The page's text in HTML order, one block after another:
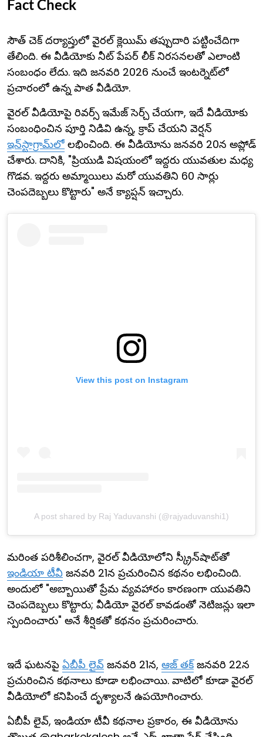
Fact Check
సౌత్ చెక్ దర్యాప్తులో వైరల్ క్లెయిమ్ తప్పుదారి పట్టించేదిగా
తేలింది. ఈ వీడియోకు నీట్ పేపర్ లీక్ నిరసనలతో ఎలాంటి
సంబంధం లేదు. ఇది జనవరి 2026 నుంచే ఇంటర్నెట్‌లో
ప్రచారంలో ఉన్న పాత వీడియో.
వైరల్ వీడియోపై రివర్స్ ఇమేజ్ సెర్చ్ చేయగా, ఇదే వీడియోకు
సంబంధించిన పూర్తి నిడివి ఉన్న, క్రాప్ చేయని వెర్షన్
ఇన్‌స్టాగ్రామ్‌లోలభించింది. ఈ వీడియోను జనవరి 20న అప్లోడ్
చేశారు. దానికి, "ప్రియుడి విషయంలో ఇద్దరు యువతుల మధ్య
గొడవ. ఇద్దరు అమ్మాయిలు మరో యువతిని 60 సార్లు
చెంపదెబ్బలు కొట్టారు" అనే క్యాప్షన్ ఇచ్చారు.
View this post on Instagram
A post shared by Raj Yaduvanshi (@rajyaduvanshi1)
మరింత పరిశీలించగా, వైరల్ వీడియోలోని స్క్రీన్‌షాట్‌తో
ఇండియా టీవీ జనవరి 21న ప్రచురించిన కథనం లభించింది.
అందులో "అబ్బాయితో ప్రేమ వ్యవహారం కారణంగా యువతిని
చెంపదెబ్బలు కొట్టారు; వీడియో వైరల్ కావడంతో నెటిజన్లు ఇలా
స్పందించారు" అనే శీర్షికతో కథనం ప్రచురించారు.
ఇదే ఘటనపై ఏబీపీ లైవ్ జనవరి 21న, ఆజ్ తక్జనవరి 22న
ప్రచురించిన కథనాలు కూడా లభించాయి. వాటిలో కూడా వైరల్
వీడియోలో కనిపించే దృశ్యాలనే ఉపయోగించారు.
ఏబీపీ లైవ్, ఇండియా టీవీ కథనాల ప్రకారం, ఈ వీడియోను